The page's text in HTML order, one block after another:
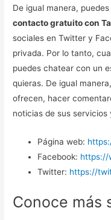
De igual manera,
contacto gratuito con
sociales en Twitter y
privada. Por lo tanto,
puedes chatear con un
quieras. De igual
ofrecen, hacer
noticias de sus servicios
Página web:
Facebook: https://
Twitter: https://
Conoce más